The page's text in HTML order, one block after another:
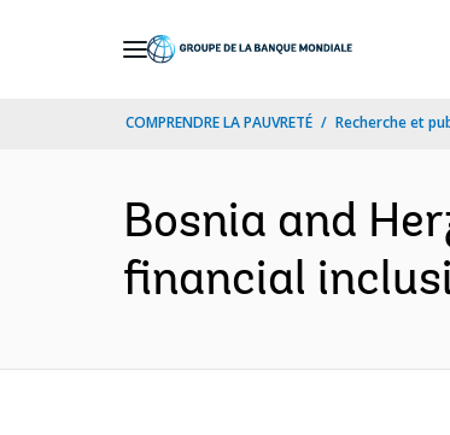
COMPRENDRE LA PAUVRETÉ Recherche et
Bosnia and
financial